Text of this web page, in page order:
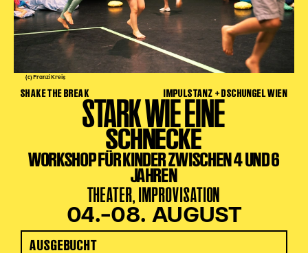
(c) Franzi Kreis
SHAKE THE BREAK IMPULSTANZ + DSCHUNGEL WIEN
STARK WIE EINE
SCHNECKE
WORKSHOP FÜR KINDER ZWISCHEN 4 UND 6
JAHREN
THEATER, IMPROVISATION
04.–08. AUGUST
AUSGEBUCHT